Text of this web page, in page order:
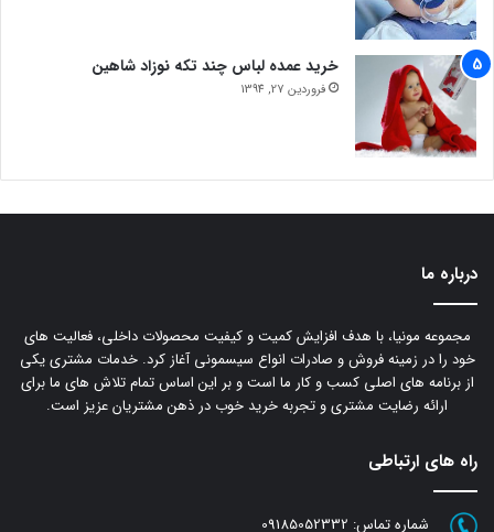
خرید عمده لباس چند تکه نوزاد شاهین
فروردین 27, 1394
درباره ما
مجموعه مونیا، با هدف افزایش کمیت و کیفیت محصولات داخلی، فعالیت های
خود را در زمینه فروش و صادرات انواع سیسمونی آغاز کرد. خدمات مشتری یکی
از برنامه های اصلی کسب و کار ما است و بر این اساس تمام تلاش های ما برای
ارائه رضایت مشتری و تجربه خرید خوب در ذهن مشتریان عزیز است.
راه های ارتباطی
شماره تماس: 09185052332